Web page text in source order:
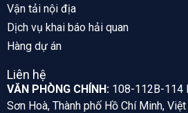
Vận tải nội địa
Dịch vụ khai báo hải quan
Hàng dự án
Liên hệ
VĂN PHÒNG CHÍNH: 108-112B-114
Sơn Hoà, Thành phố Hồ Chí Minh, Việt